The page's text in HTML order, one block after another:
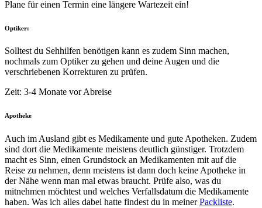
Plane für einen Termin eine längere Wartezeit ein!
Optiker:
Solltest du Sehhilfen benötigen kann es zudem Sinn machen,
nochmals zum Optiker zu gehen und deine Augen und die
verschriebenen Korrekturen zu prüfen.
Zeit: 3-4 Monate vor Abreise
Apotheke
Auch im Ausland gibt es Medikamente und gute Apotheken. Zudem
sind dort die Medikamente meistens deutlich günstiger. Trotzdem
macht es Sinn, einen Grundstock an Medikamenten mit auf die
Reise zu nehmen, denn meistens ist dann doch keine Apotheke in
der Nähe wenn man mal etwas braucht. Prüfe also, was du
mitnehmen möchtest und welches Verfallsdatum die Medikamente
haben. Was ich alles dabei hatte findest du in meinerPackliste.